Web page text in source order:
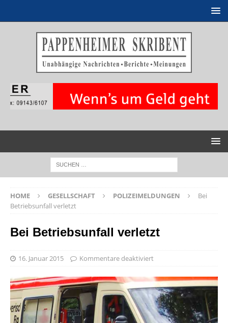
HOME GESELLSCHAFT POLIZEIMELDUNGEN
Bei
Betriebsunfall verletzt
Bei Betriebsunfall verletzt
16. Januar 2015 Kommentare deaktiviert